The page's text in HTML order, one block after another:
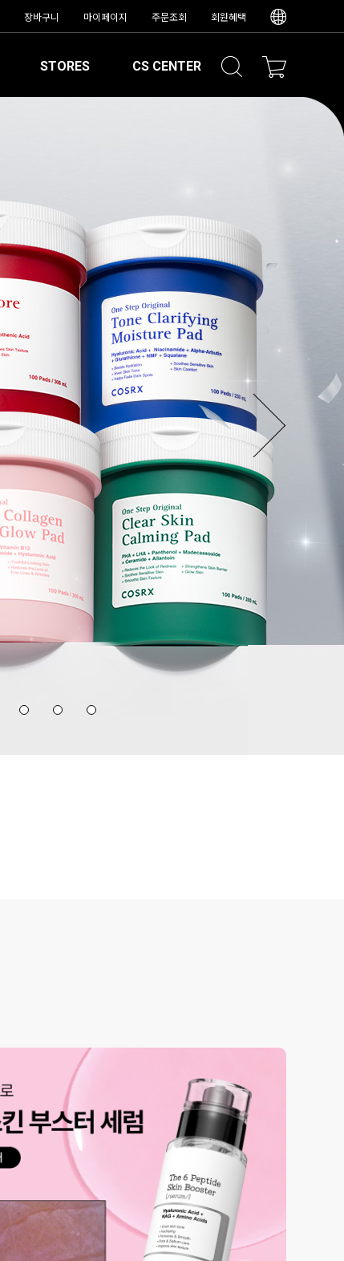
장바구니 마이페이지 주문조회 회원혜택
STORES CS CENTER